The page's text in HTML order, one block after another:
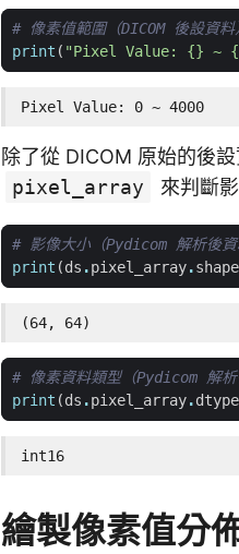
# 像素值範圍（DICOM 後設資料
print ( "Pixel Value: {} ~
Pixel Value: 0 ~ 4000
除了從 DICOM 原始的後
pixel_array
來判斷
# 影像大小（Pydicom 解析後資
print (ds .pixel_array.shape
(64, 64)
# 像素資料類型（Pydicom 解析
print (ds .pixel_array.dtype
int16
繪製像素值分